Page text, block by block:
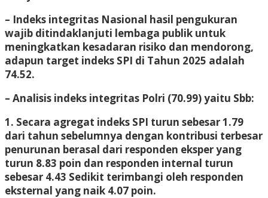
– Indeks integritas Nasional hasil pengukuran
wajib ditindaklanjuti lembaga publik untuk
meningkatkan kesadaran risiko dan mendorong,
adapun target indeks SPI di Tahun 2025 adalah
74.52.
– Analisis indeks integritas Polri (70.99) yaitu Sbb:
1. Secara agregat indeks SPI turun sebesar 1.79
dari tahun sebelumnya dengan kontribusi terbesar
penurunan berasal dari responden eksper yang
turun 8.83 poin dan responden internal turun
sebesar 4.43 Sedikit terimbangi oleh responden
eksternal yang naik 4.07 poin.